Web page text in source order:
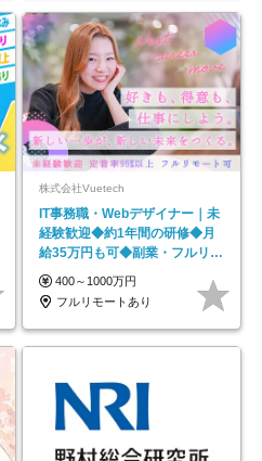
株式会社Vuetech
IT事務職・Webデザイナー｜未
経験歓迎◆約1年間の研修◆月
給35万円も可◆副業・フルリモ
ート可◆年休126日
400～1000万円
フルリモートあり